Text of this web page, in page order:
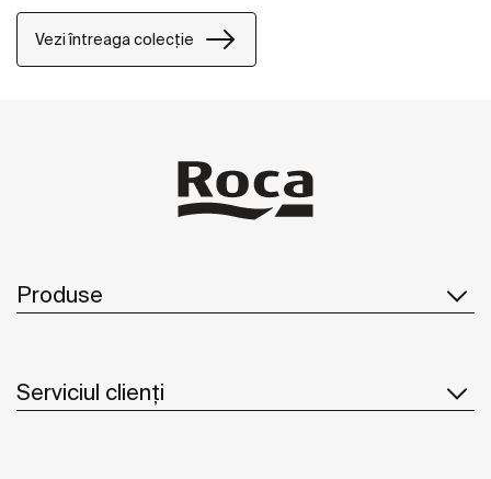
acestora.
Vezi întreaga colecție
Produse
Serviciul clienți